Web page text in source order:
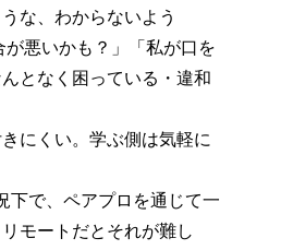
な、わからないよう
悪いかも？」「私が口を
となく困っている・違和
にくい。学ぶ側は気軽に
下で、ペアプロを通じて一
モートだとそれが難し